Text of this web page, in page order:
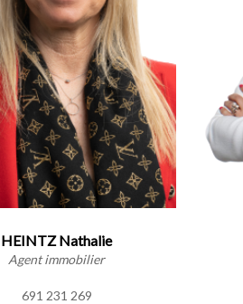
HEINTZ Nathalie
Agent immobilier
691 231 269